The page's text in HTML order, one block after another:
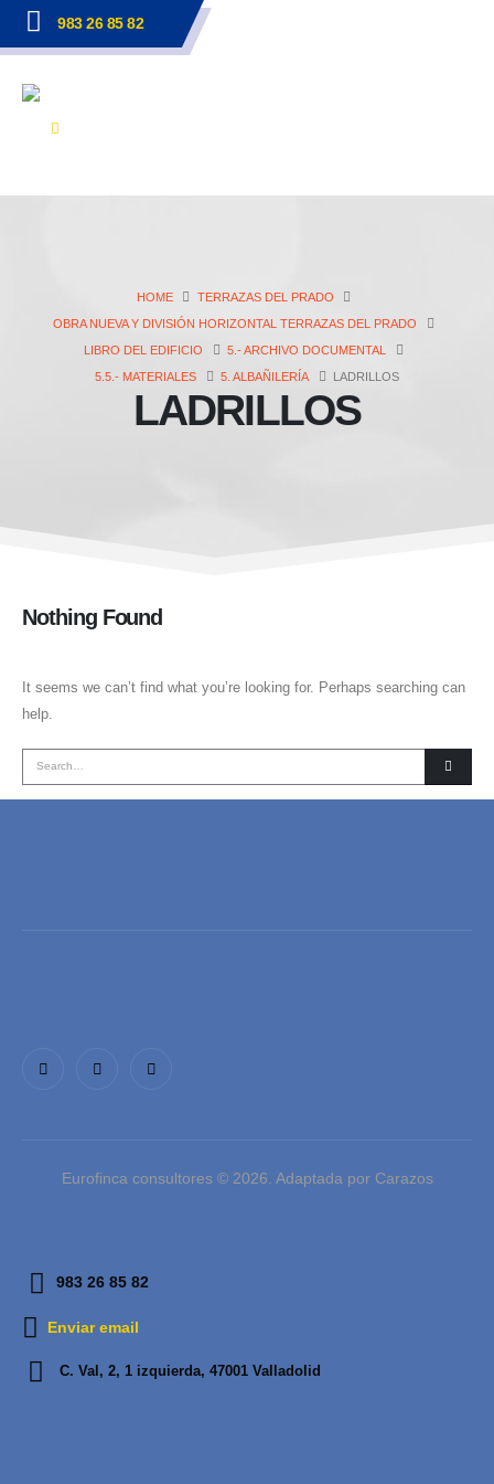
983 26 85 82
HOME
TERRAZAS DEL PRADO
OBRA NUEVA Y DIVISIÓN HORIZONTAL TERRAZAS DEL PRADO
LIBRO DEL EDIFICIO
5.- ARCHIVO DOCUMENTAL
5.5.- MATERIALES
5. ALBAÑILERÍA LADRILLOS
LADRILLOS
Nothing Found
It seems we can’t find what you’re looking for. Perhaps searching can
help.
Eurofinca consultores © 2026. Adaptada por Carazos
983 26 85 82
Enviar email
C. Val, 2, 1 izquierda, 47001 Valladolid